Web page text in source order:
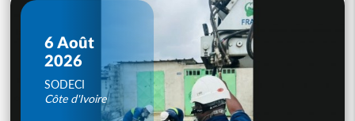
6 Août
2026
SODECI
Côte d'Ivoire